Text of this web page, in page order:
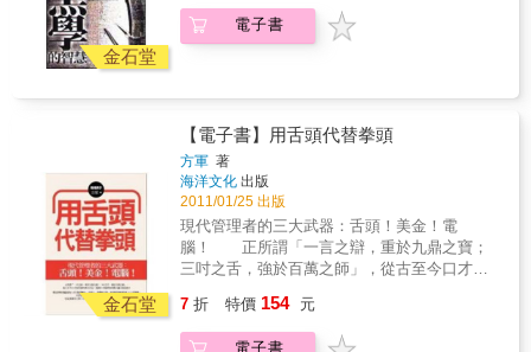
對時的優勢。
金石堂
電子書
金石堂
【電子書】用舌頭代替拳頭
方軍 著
海洋文化 出版
2011/01/25 出版
現代管理者的三大武器：舌頭！美金！電
腦！ 正所謂「一言之辯，重於九鼎之寶；
三吋之舌，強於百萬之師」，從古至今口才的
與成效！ 本書是以訓練管理者說話藝術的
角度編寫，包括如何向下屬或上司得體表達；
7 折 特價 154 元
電子書